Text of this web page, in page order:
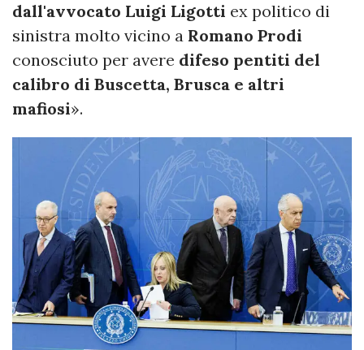
dall'avvocato Luigi Ligotti ex politico di
sinistra molto vicino a Romano Prodi
conosciuto per avere difeso pentiti del
calibro di Buscetta, Brusca e altri
mafiosi».